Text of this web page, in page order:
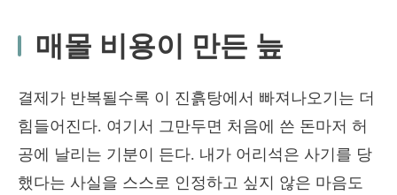
매몰 비용이 만든 늪
결제가 반복될수록 이 진흙탕에서 빠져나오기는 더
힘들어진다. 여기서 그만두면 처음에 쓴 돈마저 허
공에 날리는 기분이 든다. 내가 어리석은 사기를 당
했다는 사실을 스스로 인정하고 싶지 않은 마음도